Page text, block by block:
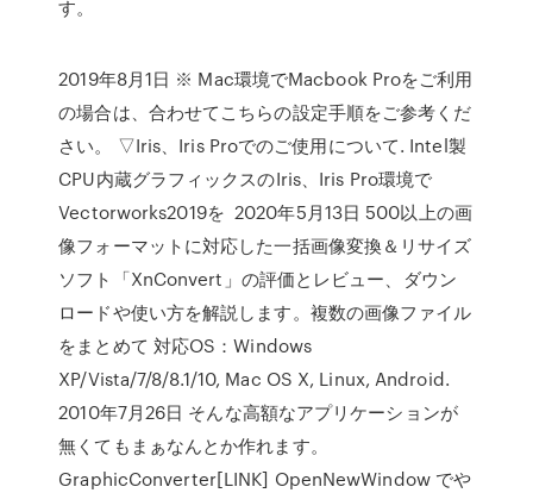
す。
2019年8月1日 ※ Mac環境でMacbook Proをご利用
の場合は、合わせてこちらの設定手順をご参考くだ
さい。 ▽Iris、Iris Proでのご使用について. Intel製
CPU内蔵グラフィックスのIris、Iris Pro環境で
Vectorworks2019を 2020年5月13日 500以上の画
像フォーマットに対応した一括画像変換＆リサイズ
ソフト「XnConvert」の評価とレビュー、ダウン
ロードや使い方を解説します。複数の画像ファイル
をまとめて 対応OS：Windows
XP/Vista/7/8/8.1/10, Mac OS X, Linux, Android.
2010年7月26日 そんな高額なアプリケーションが
無くてもまぁなんとか作れます。
GraphicConverter[LINK] OpenNewWindow でや